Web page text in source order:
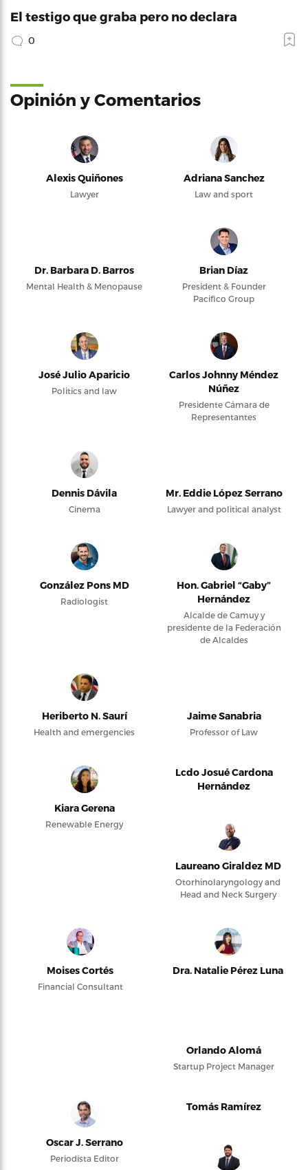
El testigo que graba pero no declara
0
Opinión y Comentarios
Alexis Quiñones
Lawyer
Adriana Sanchez
Law and sport
Dr. Barbara D. Barros
Mental Health & Menopause
Brian Díaz
President & Founder
Pacifico Group
José Julio Aparicio
Politics and law
Carlos Johnny Méndez
Núñez
Presidente Cámara de
Representantes
Dennis Dávila
Cinema
Mr. Eddie López Serrano
Lawyer and political analyst
González Pons MD
Radiologist
Hon. Gabriel “Gaby”
Hernández
Alcalde de Camuy y
presidente de la Federación
de Alcaldes
Heriberto N. Saurí
Health and emergencies
Jaime Sanabria
Professor of Law
Kiara Gerena
Renewable Energy
Lcdo Josué Cardona
Hernández
Laureano Giraldez MD
Otorhinolaryngology and
Head and Neck Surgery
Moises Cortés
Financial Consultant
Dra. Natalie Pérez Luna
Orlando Alomá
Startup Project Manager
Oscar J. Serrano
Periodista Editor
Tomás Ramírez